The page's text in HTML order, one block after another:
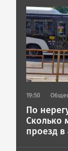
Image
19:50
По
Сколько
проезд в